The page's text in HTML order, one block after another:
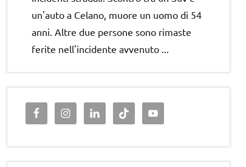
un'auto a Celano, muore un uomo di 54
anni. Altre due persone sono rimaste
ferite nell'incidente avvenuto ...